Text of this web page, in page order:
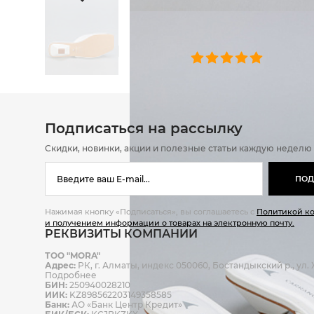
ОТЗЫВЫ
Подписаться на рассылку
Скидки, новинки, акции и полезные статьи каждую неделю
Нажимая кнопку «Подписаться», вы соглашаетесь с Политикой
и получением информации о товарах на электронную почту.
РЕКВИЗИТЫ КОМПАНИИ
ТОО "MORA"
Адрес: РК, г. Алматы, индекс 050060, Бостандыкский р., ул.
Подробнее
БИН: 250940028210
ИИК: KZ898562203149358585
Банк: АО «Банк Центр Кредит»